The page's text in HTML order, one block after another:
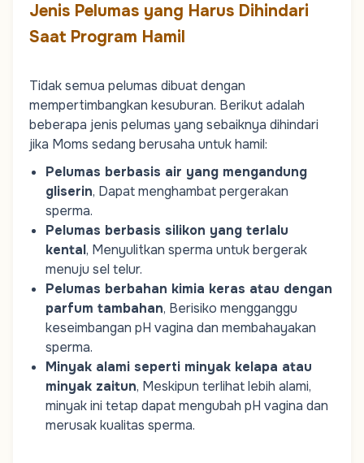
Jenis Pelumas yang Harus Dihindari
Saat Program Hamil
Tidak semua pelumas dibuat dengan
mempertimbangkan kesuburan. Berikut adalah
beberapa jenis pelumas yang sebaiknya dihindari
jika Moms sedang berusaha untuk hamil:
Pelumas berbasis air yang mengandung
gliserin, Dapat menghambat pergerakan
sperma.
Pelumas berbasis silikon yang terlalu
kental, Menyulitkan sperma untuk bergerak
menuju sel telur.
Pelumas berbahan kimia keras atau dengan
parfum tambahan, Berisiko mengganggu
keseimbangan pH vagina dan membahayakan
sperma.
Minyak alami seperti minyak kelapa atau
minyak zaitun, Meskipun terlihat lebih alami,
minyak ini tetap dapat mengubah pH vagina dan
merusak kualitas sperma.